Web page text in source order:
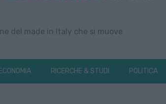
del made in Italy che si muove
ECONOMIA RICERCHE & STUDI POLITICA